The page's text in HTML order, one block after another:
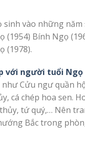
vào những năm
(1954) Bính Ngọ
(1978).
với người tuổi Ngọ
như Cửu ngư quần
cá chép hoa sen.
tứ quý,… Nên
Bắc trong